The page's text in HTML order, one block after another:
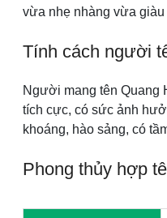
vừa nhẹ nhàng vừa giàu
Tính cách người
Người mang tên Quang
tích cực, có sức ảnh
khoáng, hào sảng, có
Phong thủy hợp